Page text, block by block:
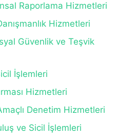
Raporlama Hizmetleri
Hizmetleri
Güvenlik ve Teşvik
İşlemleri
Hizmetleri
Denetim Hizmetleri
ve Sicil İşlemleri